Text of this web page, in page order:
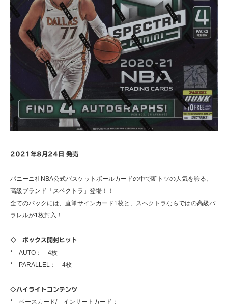
2021年8月24日 発売
パニーニ社NBA公式バスケットボールカードの中で断トツの人気を誇る、
高級ブランド「スペクトラ」登場！！
全てのパックには、直筆サインカード1枚と、スペクトラならではの高級パ
ラレルが1枚封入！
◇ ボックス開封ヒット
* AUTO： 4枚
* PARALLEL： 4枚
◇ハイライトコンテンツ
* ベースカード/ インサートカード：